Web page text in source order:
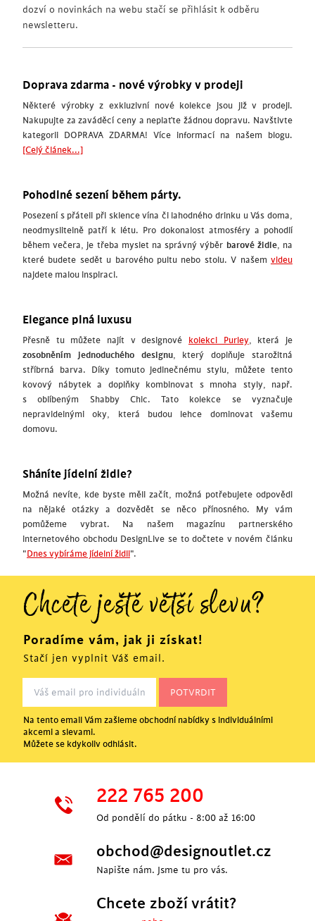
dozví o novinkách na webu stačí se přihlásit k odběru
newsletteru.
Doprava zdarma - nové výrobky v prodeji
Některé výrobky z exkluzivní nové kolekce jsou již v prodeji.
Nakupujte za zaváděcí ceny a neplaťte žádnou dopravu. Navštivte
kategorii DOPRAVA ZDARMA! Více informací na našem blogu.
[Celý článek...]
Pohodlné sezení během párty.
Posezení s přáteli při sklence vína či lahodného drinku u Vás doma,
neodmyslitelně patří k létu. Pro dokonalost atmosféry a pohodlí
během večera, je třeba myslet na správný výběr barové židle, na
které budete sedět u barového pultu nebo stolu. V našem videu
najdete malou inspiraci.
Elegance plná luxusu
Přesně tu můžete najít v designové kolekci Purley, která je
zosobněním jednoduchého designu, který doplňuje starožitná
stříbrná barva. Díky tomuto jedinečnému stylu, můžete tento
kovový nábytek a doplňky kombinovat s mnoha styly, např.
s oblíbeným Shabby Chic. Tato kolekce se vyznačuje
nepravidelnými oky, která budou lehce dominovat vašemu
domovu.
Sháníte jídelní židle?
Možná nevíte, kde byste měli začít, možná potřebujete odpovědi
na nějaké otázky a dozvědět se něco přínosného. My vám
pomůžeme vybrat. Na našem magazínu partnerského
internetového obchodu DesignLive se to dočtete v novém článku
"Dnes vybíráme jídelní židli".
Chcete ještě větší slevu?
Poradíme vám, jak ji získat!
Stačí jen vyplnit Váš email.
Na tento email Vám zašleme obchodní nabídky s individuálními
akcemi a slevami.
Můžete se kdykoliv odhlásit.
222 765 200
Od pondělí do pátku - 8:00 až 16:00
obchod@designoutlet.cz
Napište nám. Jsme tu pro vás.
Chcete zboží vrátit?